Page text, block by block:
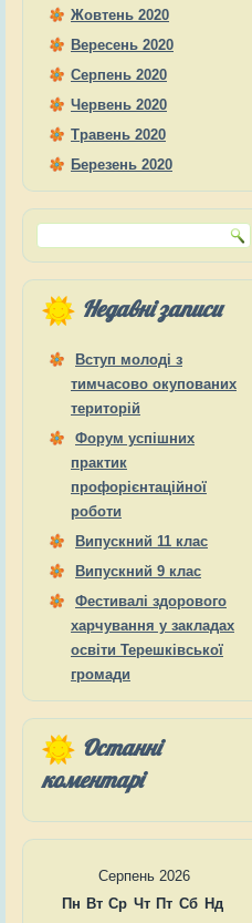
Жовтень 2020
Вересень 2020
Серпень 2020
Червень 2020
Травень 2020
Березень 2020
Недавні записи
Вступ молоді з
тимчасово окупованих
територій
Форум успішних
практик
профорієнтаційної
роботи
Випускний 11 клас
Випускний 9 клас
Фестивалі здорового
харчування у закладах
освіти Терешківської
громади
Останні
коментарі
Серпень 2026
Пн Вт Ср Чт Пт Сб Нд